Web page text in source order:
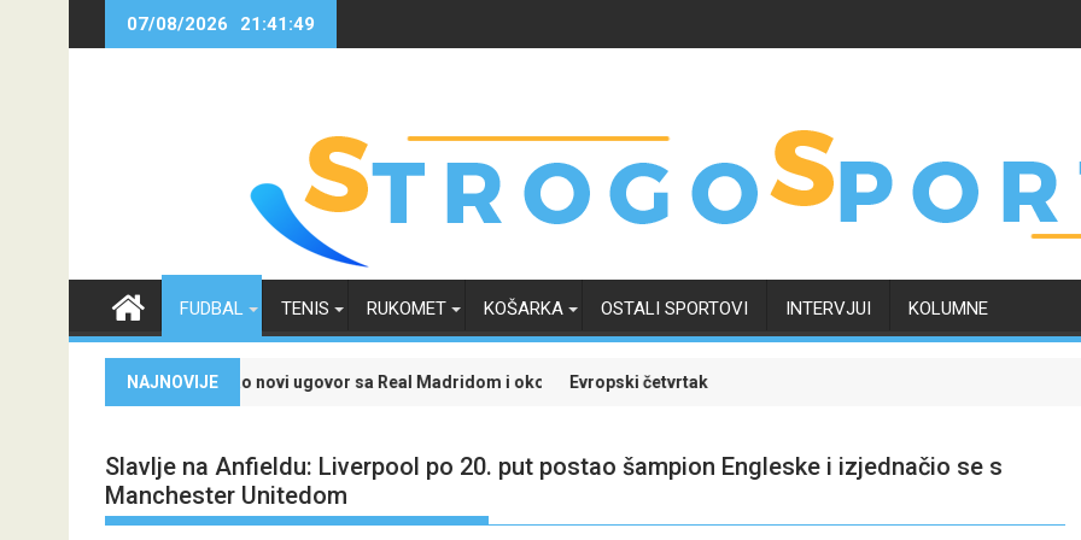
07/08/2026 21:41:50
FUDBAL TENIS RUKOMET KOŠARKA OSTALI SPORTOVI INTERVJUI KOLUMNE
NAJNOVIJE
Jr. potpisao novi ugovor sa Real Madridom i okončao neizvijesnost oko svoje budućnosti
Evropski četvrtak zanimljiviji uz Meridian: Isprati borbu za grupnu fazu uz
Slavlje na Anfieldu: Liverpool po 20. put postao šampion Engleske i izjednačio se s
Manchester Unitedom